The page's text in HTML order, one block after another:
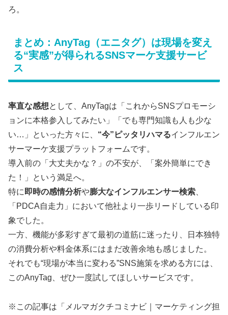
ろ。
まとめ：AnyTag（エニタグ）は現場を変え
る“実感”が得られるSNSマーケ支援サービ
ス
率直な感想として、AnyTagは「これからSNSプロモーシ
ョンに本格参入してみたい」「でも専門知識も人も少な
い…」といった方々に、 “今”ピッタリハマるインフルエン
サーマーケ支援プラットフォームです。
導入前の「大丈夫かな？」の不安が、「案外簡単にでき
た！」という満足へ。
特に 即時の感情分析や膨大なインフルエンサー検索
「PDCA自走力」において他社より一歩リードしている印
象でした。
一方、機能が多彩すぎて最初の道筋に迷ったり、日本独特
の消費分析や料金体系にはまだ改善余地も感じました。
それでも“現場が本当に変わる”SNS施策を求める方には、
このAnyTag、ぜひ一度試してほしいサービスです。
※この記事は「メルマガクチコミナビ｜マーケティング担